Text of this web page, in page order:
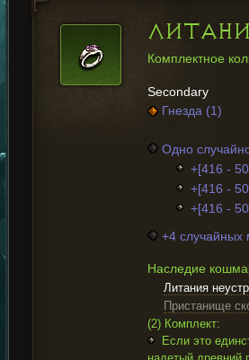
Комплектное
Secondary
Гнезда (1)
Одно
+[416 -
+[416 -
+[416 -
+4 случайных
Наследие
Литания
Пристанище
(2) Комплект:
Если это